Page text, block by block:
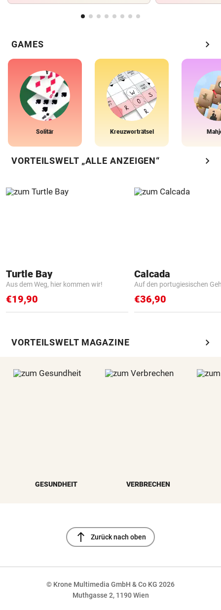
GAMES chevron_right
Solitär Kreuzworträtsel
VORTEILSWELT „ALLE ANZEIGEN“ chevron_right
Turtle Bay
Aus dem Weg, hier kommen wir!
€19,90
Calcada
Auf den portugiesischen
€36,90
VORTEILSWELT MAGAZINE chevron_right
GESUNDHEIT VERBRECHEN
north Zurück nach oben
© Krone Multimedia GmbH & Co KG 2026
Muthgasse 2, 1190 Wien